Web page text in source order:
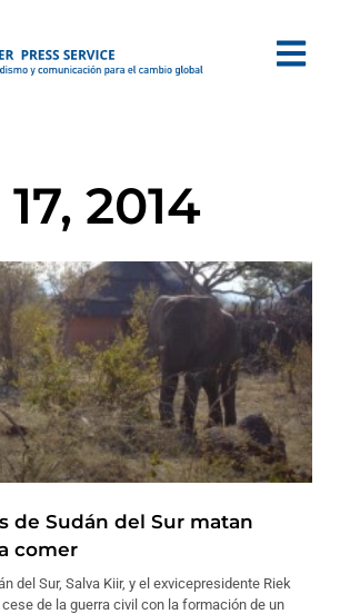
2014
de Sudán del Sur matan
comer
del Sur, Salva Kiir, y el exvicepresidente Riek
de la guerra civil con la formación de un